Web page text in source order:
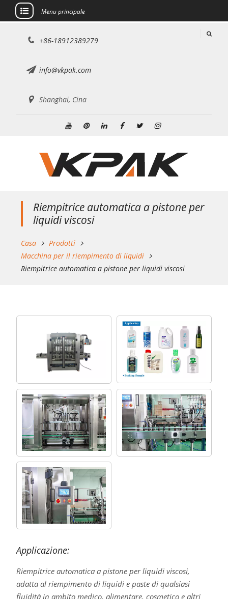
Menu principale
+86-18912389279
info@vkpak.com
Shanghai, Cina
Riempitrice automatica a pistone per
liquidi viscosi
Casa
Prodotti
Macchina per il riempimento di liquidi
Riempitrice automatica a pistone per liquidi viscosi
Applicazione:
Riempitrice automatica a pistone per liquidi viscosi,
adatta al riempimento di liquidi e paste di qualsiasi
fluidità in ambito medico, alimentare, cosmetico e altri